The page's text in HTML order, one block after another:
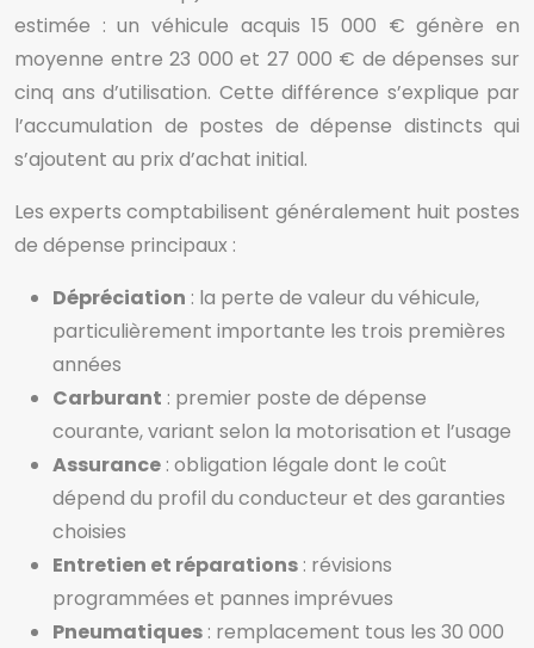
estimée : un véhicule acquis 15 000 € génère en
moyenne entre 23 000 et 27 000 € de dépenses sur
cinq ans d’utilisation. Cette différence s’explique par
l’accumulation de postes de dépense distincts qui
s’ajoutent au prix d’achat initial.
Les experts comptabilisent généralement huit postes
de dépense principaux :
Dépréciation : la perte de valeur du véhicule,
particulièrement importante les trois premières
années
Carburant : premier poste de dépense
courante, variant selon la motorisation et l’usage
Assurance : obligation légale dont le coût
dépend du profil du conducteur et des garanties
choisies
Entretien et réparations : révisions
programmées et pannes imprévues
Pneumatiques : remplacement tous les 30 000